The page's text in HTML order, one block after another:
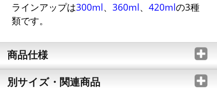
ラインアップは300ml、360ml、420mlの3種
類です。
商品仕様
別サイズ・関連商品